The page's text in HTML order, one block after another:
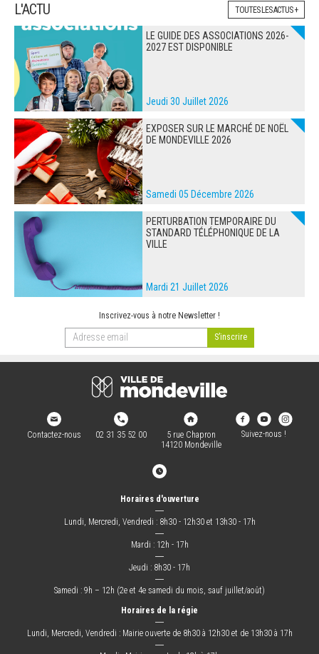
L'ACTU TOUTES LES ACTUS +
LE GUIDE DES ASSOCIATIONS 2026-
2027 EST DISPONIBLE
Jeudi 30 Juillet 2026
EXPOSER SUR LE MARCHÉ DE NOËL
DE MONDEVILLE 2026
Samedi 05 Décembre 2026
PERTURBATION TEMPORAIRE DU
STANDARD TÉLÉPHONIQUE DE LA
VILLE
Mardi 21 Juillet 2026
Inscrivez-vous à notre Newsletter !
Contactez-nous 02 31 35 52 00
5 rue Chapron
14120 Mondeville
Suivez-nous !
Horaires d'ouverture
―
Lundi, Mercredi, Vendredi : 8h30 - 12h30 et 13h30 - 17h
―
Mardi : 12h - 17h
―
Jeudi : 8h30 - 17h
―
Samedi : 9h – 12h (2e et 4e samedi du mois, sauf juillet/août)
Horaires de la régie
―
Lundi, Mercredi, Vendredi : Mairie ouverte de 8h30 à 12h30 et de 13h30 à 17h
―